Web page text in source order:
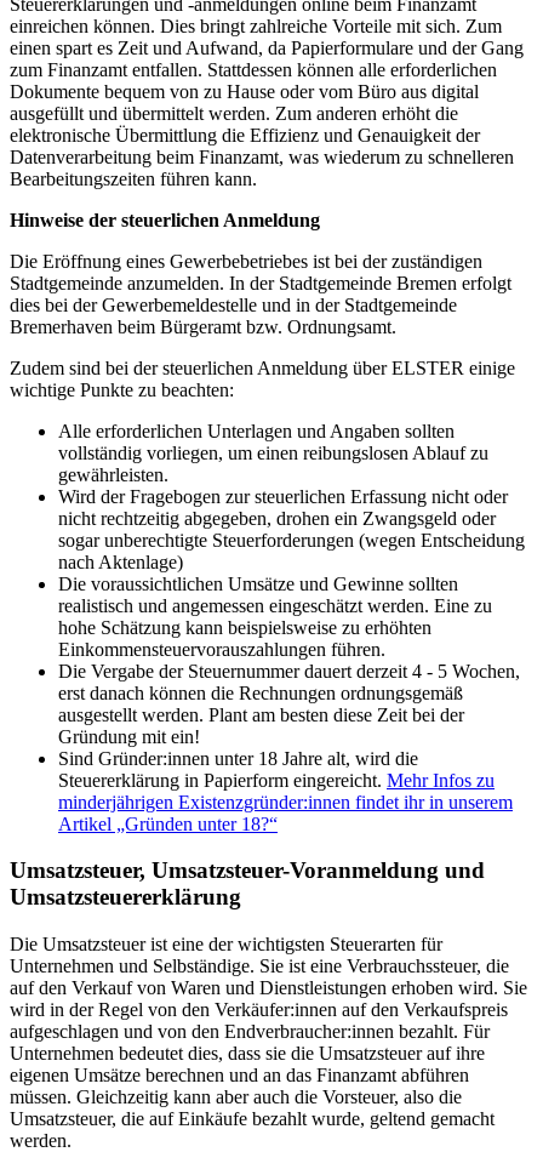
einreichen können. Dies bringt zahlreiche Vorteile mit sich. Zum
einen spart es Zeit und Aufwand, da Papierformulare und der Gang
zum Finanzamt entfallen. Stattdessen können alle erforderlichen
Dokumente bequem von zu Hause oder vom Büro aus digital
ausgefüllt und übermittelt werden. Zum anderen erhöht die
elektronische Übermittlung die Effizienz und Genauigkeit der
Datenverarbeitung beim Finanzamt, was wiederum zu schnelleren
Bearbeitungszeiten führen kann.
Hinweise der steuerlichen Anmeldung
Die Eröffnung eines Gewerbebetriebes ist bei der zuständigen
Stadtgemeinde anzumelden. In der Stadtgemeinde Bremen erfolgt
dies bei der Gewerbemeldestelle und in der Stadtgemeinde
Bremerhaven beim Bürgeramt bzw. Ordnungsamt.
Zudem sind bei der steuerlichen Anmeldung über ELSTER einige
wichtige Punkte zu beachten:
Alle erforderlichen Unterlagen und Angaben sollten
vollständig vorliegen, um einen reibungslosen Ablauf zu
gewährleisten.
Wird der Fragebogen zur steuerlichen Erfassung nicht oder
nicht rechtzeitig abgegeben, drohen ein Zwangsgeld oder
sogar unberechtigte Steuerforderungen (wegen Entscheidung
nach Aktenlage)
Die voraussichtlichen Umsätze und Gewinne sollten
realistisch und angemessen eingeschätzt werden. Eine zu
hohe Schätzung kann beispielsweise zu erhöhten
Einkommensteuervorauszahlungen führen.
Die Vergabe der Steuernummer dauert derzeit 4 - 5 Wochen,
erst danach können die Rechnungen ordnungsgemäß
ausgestellt werden. Plant am besten diese Zeit bei der
Gründung mit ein!
Sind Gründer:innen unter 18 Jahre alt, wird die
Steuererklärung in Papierform eingereicht. Mehr Infos zu
minderjährigen Existenzgründer:innen findet ihr in unserem
Artikel „Gründen unter 18?“
Umsatzsteuer, Umsatzsteuer-Voranmeldung und
Umsatzsteuererklärung
Die Umsatzsteuer ist eine der wichtigsten Steuerarten für
Unternehmen und Selbständige. Sie ist eine Verbrauchssteuer, die
auf den Verkauf von Waren und Dienstleistungen erhoben wird. Sie
wird in der Regel von den Verkäufer:innen auf den Verkaufspreis
aufgeschlagen und von den Endverbraucher:innen bezahlt. Für
Unternehmen bedeutet dies, dass sie die Umsatzsteuer auf ihre
eigenen Umsätze berechnen und an das Finanzamt abführen
müssen. Gleichzeitig kann aber auch die Vorsteuer, also die
Umsatzsteuer, die auf Einkäufe bezahlt wurde, geltend gemacht
werden.